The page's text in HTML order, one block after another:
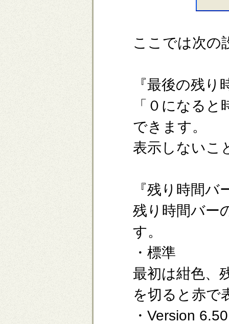
ここでは次の
『最後の残り
「０になる
できます。
表示しないこ
『残り時間バ
残り時間バー
す。
・標準
最初は紺色、
を切ると赤で
・Version